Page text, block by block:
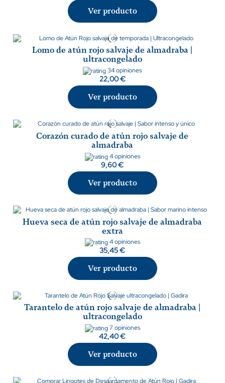
Ver producto
Lomo de atún rojo salvaje de almadraba |
ultracongelado
34 opiniones
22,00 €
Ver producto
Corazón curado de atún rojo salvaje de
almadraba
4 opiniones
9,60 €
Ver producto
Hueva seca de atún rojo salvaje de almadraba
extra
4 opiniones
35,45 €
Ver producto
Tarantelo de atún rojo salvaje de almadraba |
ultracongelado
7 opiniones
42,40 €
Ver producto